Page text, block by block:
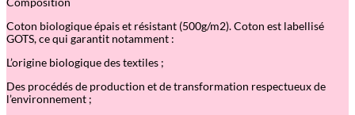
Coton biologique épais et résistant (500g/m2). Coton est labellisé
GOTS, ce qui garantit notamment :
L’origine biologique des textiles ;
Des procédés de production et de transformation respectueux de
l’environnement ;